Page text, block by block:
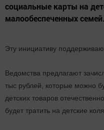
социальные карты на
малообеспеченных семей.
Эту инициативу
Ведомства предлагают
тыс рублей, которые можно
детских товаров
будет тратить на детские